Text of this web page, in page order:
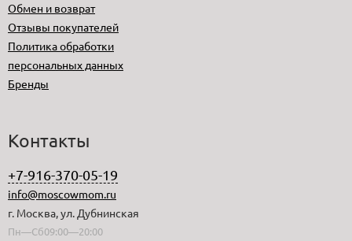
Обмен и возврат
Отзывы покупателей
Политика обработки
персональных данных
Бренды
Контакты
+7-916-370-05-19
info@moscowmom.ru
г. Москва, ул. Дубнинская
Пн—Сб09:00—20:00